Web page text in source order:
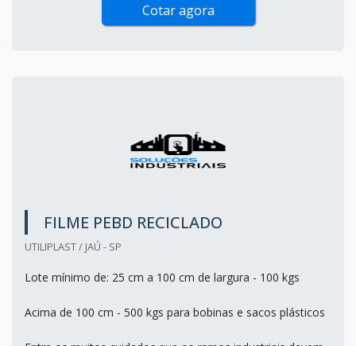
Cotar agora
FILME PEBD RECICLADO
UTILIPLAST / JAÚ - SP
Lote mínimo de: 25 cm a 100 cm de largura - 100 kgs
Acima de 100 cm - 500 kgs para bobinas e sacos plásticos